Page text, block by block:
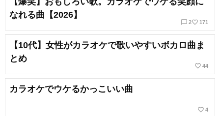
なれる曲【2026】
chat_bubble_outline 2favorite_border 171
【10代】女性がカラオケで歌いやすいボカロ曲ま
とめ
favorite_border 44
カラオケでウケるかっこいい曲
favorite_border 4